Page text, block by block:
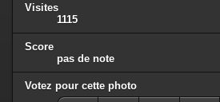
Visites
1115
Score
pas de note
Votez pour cette photo